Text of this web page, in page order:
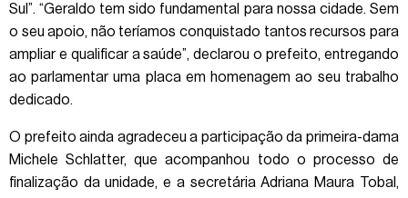
Sul”. “Geraldo tem sido fundamental para nossa cidade. Sem
o seu apoio, não teríamos conquistado tantos recursos para
ampliar e qualificar a saúde”, declarou o prefeito, entregando
ao parlamentar uma placa em homenagem ao seu trabalho
dedicado.
O prefeito ainda agradeceu a participação da primeira-dama
Michele Schlatter, que acompanhou todo o processo de
finalização da unidade, e a secretária Adriana Maura Tobal,